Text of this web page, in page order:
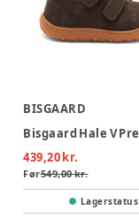
BISGAARD
439,20 kr.
Før549,00 kr.
Lagerstatus